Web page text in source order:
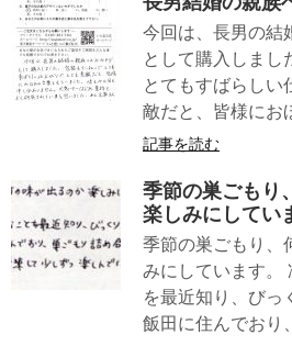
今回は、長男の結
として購入しまし
とてもすばらしい
敵だと、皆様にお
記事を読む
季節の巣ごもり
楽しみにしてい
季節の巣ごもり、
みにしています。
を最近知り、びっ
飯田に住んでおり